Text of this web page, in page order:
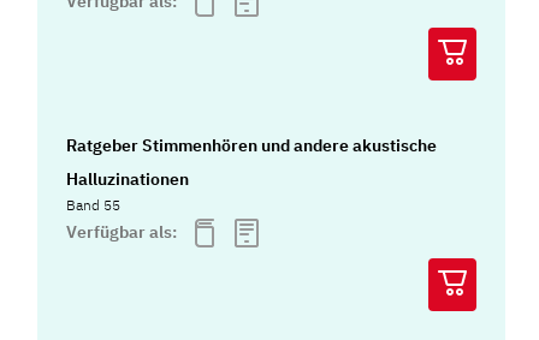
Ratgeber Stimmenhören und andere akustische
Halluzinationen
Band 55
Verfügbar als: